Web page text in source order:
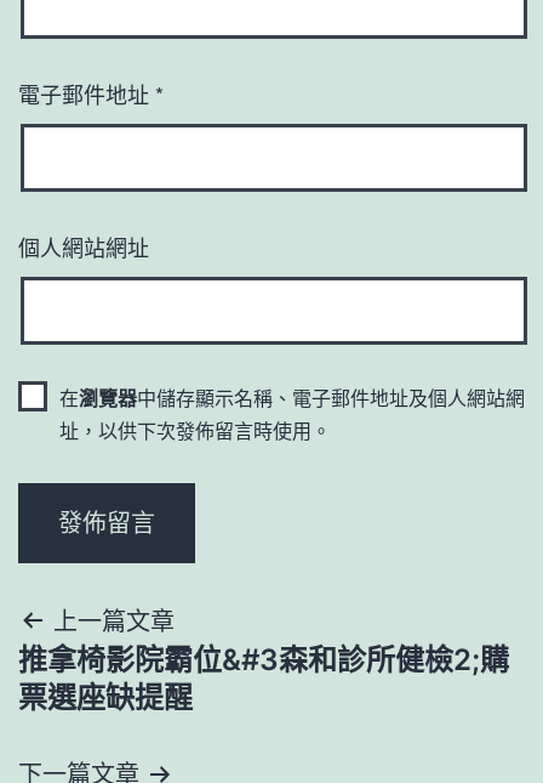
電子郵件地址 *
個人網站網址
在瀏覽器中儲存顯示名稱、電子郵件地址及個人網站網
址，以供下次發佈留言時使用。
文
章
上一篇文章
推拿椅影院霸位&#3森和診所健檢2;購
票選座缺提醒
下一篇文章